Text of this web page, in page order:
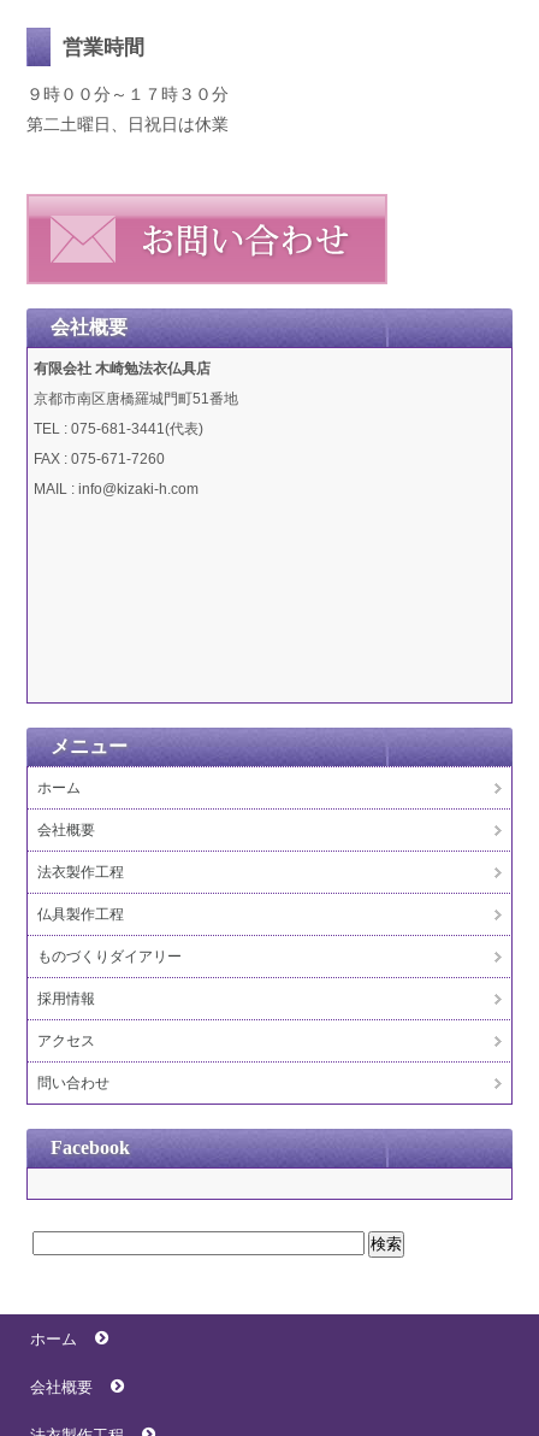
営業時間
９時００分～１７時３０分
第二土曜日、日祝日は休業
会社概要
有限会社 木崎勉法衣仏具店
京都市南区唐橋羅城門町51番地
TEL : 075-681-3441(代表)
FAX : 075-671-7260
MAIL : info@kizaki-h.com
メニュー
ホーム
会社概要
法衣製作工程
仏具製作工程
ものづくりダイアリー
採用情報
アクセス
問い合わせ
Facebook
ホーム
会社概要